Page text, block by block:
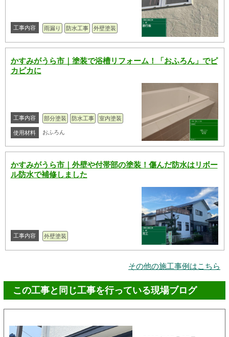
工事内容 雨漏り 防水工事 外壁塗装
かすみがうら市｜塗装で浴槽リフォーム！「おふろん」でピ
カピカに
工事内容 部分塗装 防水工事 室内塗装
使用材料 おふろん
かすみがうら市｜外壁や付帯部の塗装！傷んだ防水はリボー
ル防水で補修しました
工事内容 外壁塗装
その他の施工事例はこちら
この工事と同じ工事を行っている現場ブログ